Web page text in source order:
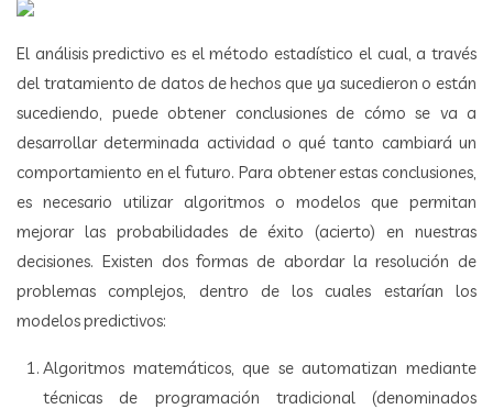
El análisis predictivo es el método estadístico el cual, a través
del tratamiento de datos de hechos que ya sucedieron o están
sucediendo, puede obtener conclusiones de cómo se va a
desarrollar determinada actividad o qué tanto cambiará un
comportamiento en el futuro. Para obtener estas conclusiones,
es necesario utilizar algoritmos o modelos que permitan
mejorar las probabilidades de éxito (acierto) en nuestras
decisiones. Existen dos formas de abordar la resolución de
problemas complejos, dentro de los cuales estarían los
modelos predictivos:
Algoritmos matemáticos, que se automatizan mediante
técnicas de programación tradicional (denominados